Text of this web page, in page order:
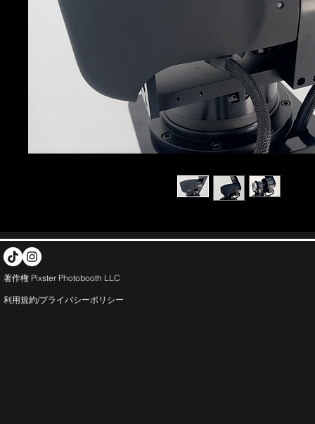
著作権 Pixster Photobooth LLC
利用規約/プライバシーポリシー